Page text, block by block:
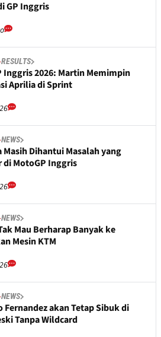
GP Inggris
RESULTS
Inggris 2026: Martin Memimpin
Aprilia di Sprint
NEWS
Masih Dihantui Masalah yang
di MotoGP Inggris
NEWS
Mau Berharap Banyak ke
Mesin KTM
NEWS
Fernandez akan Tetap Sibuk di
Tanpa Wildcard